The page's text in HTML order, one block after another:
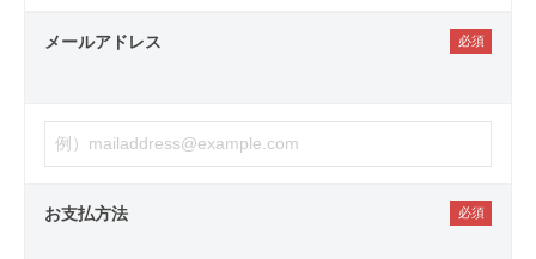
メールアドレス
お支払方法